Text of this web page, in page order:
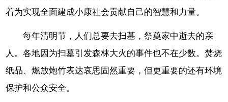
着为实现全面建成小康社会贡献自己的智慧和力量。
每年清明节，人们总要去扫墓，祭奠家中逝去的亲
人。各地因为扫墓引发森林大火的事件也不在少数。焚烧
纸品、燃放炮竹表达哀思固然重要，但更重要的还有环境
保护和公众安全。